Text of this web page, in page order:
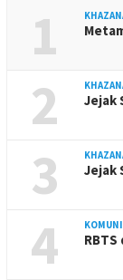
1
2 Jejak
3 Jejak
4